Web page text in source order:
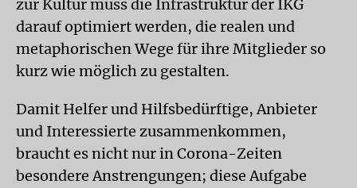
zur Kultur muss die Infrastruktur der IKG
darauf optimiert werden, die realen und
metaphorischen Wege für ihre Mitglieder so
kurz wie möglich zu gestalten.
Damit Helfer und Hilfsbedürftige, Anbieter
und Interessierte zusammenkommen,
braucht es nicht nur in Corona-Zeiten
besondere Anstrengungen; diese Aufgabe